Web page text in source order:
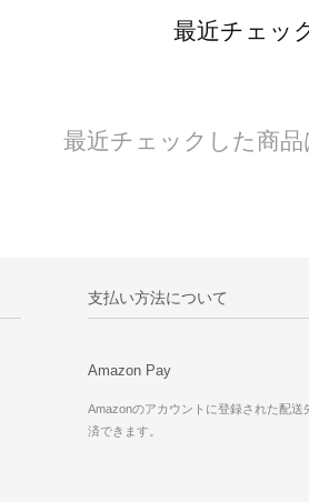
最近チェッ
最近チェックした商品
支払い方法について
Amazon Pay
Amazonのアカウントに登録された配
済できます。